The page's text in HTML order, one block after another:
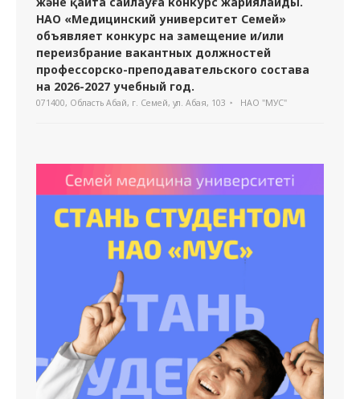
НАО «Медицинский университет Семей»
объявляет конкурс на замещение и/или
переизбрание вакантных должностей
профессорско-преподавательского состава
на 2026-2027 учебный год.
071400, Область Абай, г. Семей, ул. Абая, 103 НАО "МУС"